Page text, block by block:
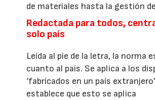
de materiales hasta la gestión
Redactada para todos,
solo país
Leída al pie de la letra, la norma
cuanto al país. Se aplica a los
‘fabricados en un país
establece que esto se aplica